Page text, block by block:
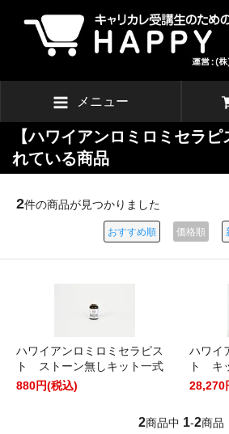
メニュー
【ハワイアンロミロミセラ
れている商品
2件の商品が見つかりました
おすすめ順 価格順
ハワイアンロミロミセラピス
ト ストーン無しキット一式
880円(税込)
ハワイ
ト キ
28,270
2商品中 1-2商品